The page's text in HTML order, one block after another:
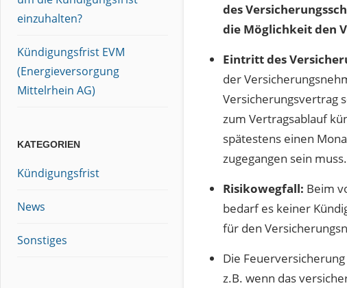
des
die Möglichkeit den
Eintritt des
der
Versicherungsvertrag
zum Vertragsablauf
spätestens einen
zugegangen sein muss.
Risikowegfall: Beim
bedarf es keiner
für den
Die
z.B. wenn das
einzuhalten?
Kündigungsfrist EVM
(Energieversorgung
Mittelrhein AG)
KATEGORIEN
Kündigungsfrist
News
Sonstiges